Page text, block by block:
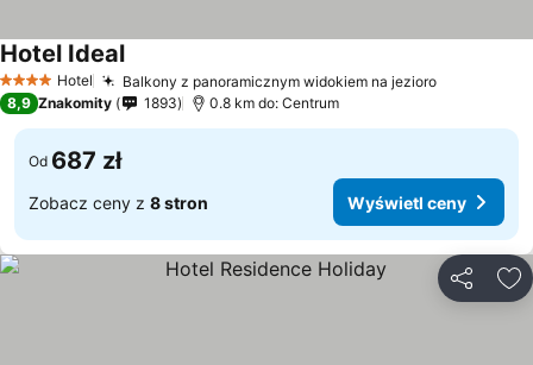
4 KategoriaHotel Balkony z panoramicznym widokiem na jezioroWyświetl
Hotel IdealWyświetl ceny
8,9 Znakomity 1893 0.8 km do: Centrum
Od 687 zł
Zobacz ceny z 8 stron Wyświetl ceny